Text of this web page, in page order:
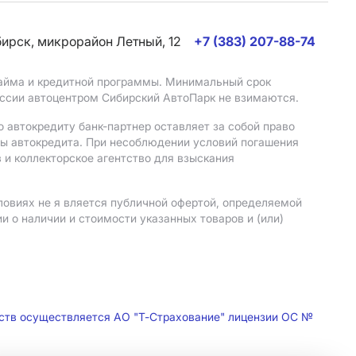
микрорайон Летный, 12 +7 (383) 207-88-74
и кредитной программы. Минимальный срок
автоцентром Сибирский АвтоПарк не взимаются.
банк-партнер оставляет за собой право
автокредита. При несоблюдении условий погашения
агентство для взыскания
не я вляется публичной офертой, определяемой
наличии и стоимости указанных товаров и (или)
осуществляется АО "Т-Страхование" лицензии ОС №